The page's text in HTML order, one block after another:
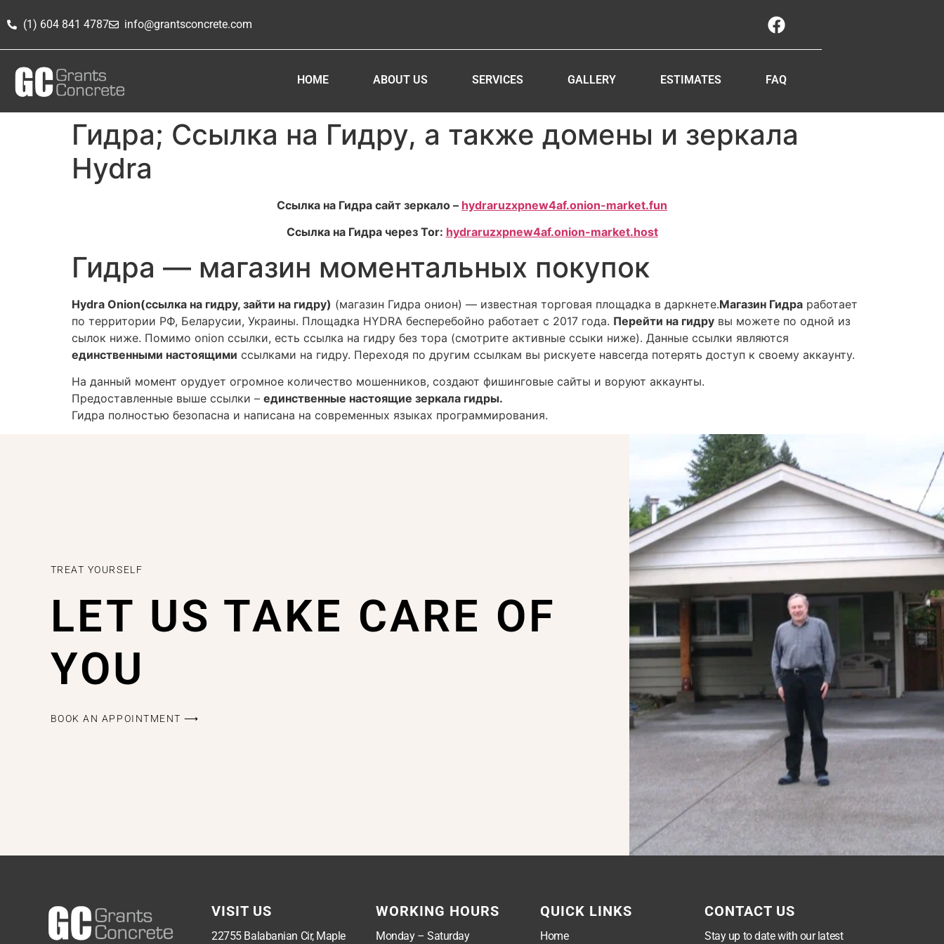
(1) 604 841 4787 info@grantsconcrete.com
HOME ABOUT US SERVICES GALLERY ESTIMATES FAQ
Гидра; Ссылка на Гидру, а также домены и зеркала
Hydra
Ссылка на Гидра сайт зеркало – hydraruzxpnew4af.onion-market.fun
Ссылка на Гидра через Tor: hydraruzxpnew4af.onion-market.host
Гидра — магазин моментальных покупок
Hydra Onion(ссылка на гидру, зайти на гидру) (магазин Гидра онион) — известная торговая площадка в даркнете.Магазин Гидра работает
по территории РФ, Беларусии, Украины. Площадка HYDRA бесперебойно работает с 2017 года. Перейти на гидру вы можете по одной из
сылок ниже. Помимо onion ссылки, есть ссылка на гидру без тора (смотрите активные ссыки ниже). Данные ссылки являются
единственными настоящими ссылками на гидру. Переходя по другим ссылкам вы рискуете навсегда потерять доступ к своему аккаунту.
На данный момент орудует огромное количество мошенников, создают фишинговые сайты и воруют аккаунты.
Предоставленные выше ссылки – единственные настоящие зеркала гидры.
Гидра полностью безопасна и написана на современных языках программирования.
TREAT YOURSELF
LET US TAKE CARE OF
YOU
BOOK AN APPOINTMENT ⟶
VISIT US
22755 Balabanian Cir, Maple
WORKING HOURS
Monday – Saturday
QUICK LINKS
Home
CONTACT US
Stay up to date with our latest